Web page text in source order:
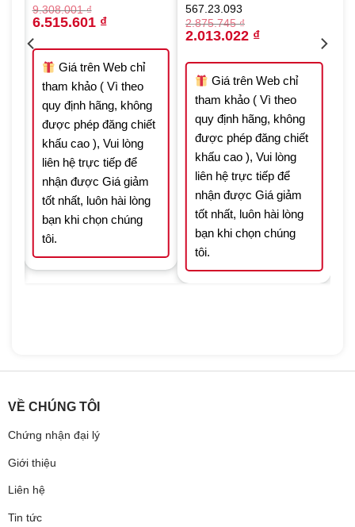
9.308.001₫
Original
price
was:
9.308.001 ₫.
6.515.601 ₫Current
6.515.601 ₫.
Giá trên Web chỉ
tham khảo ( Vì theo
quy định hãng, không
được phép đăng chiết
khấu cao ), Vui lòng
liên hệ trực tiếp để
nhận được Giá giảm
tốt nhất, luôn hài lòng
bạn khi chọn chúng
tôi.
567.23.093
2.875.745₫
Original
price
2.875.745 ₫.
2.013.022 ₫Current
2.013.022 ₫.
Giá trên Web chỉ
tham khảo ( Vì theo
quy định hãng, không
được phép đăng chiết
khấu cao ), Vui lòng
liên hệ trực tiếp để
nhận được Giá giảm
tốt nhất, luôn hài lòng
bạn khi chọn chúng
tôi.
VỀ CHÚNG TÔI
Chứng nhận đại lý
Giới thiệu
Liên hệ
Tin tức